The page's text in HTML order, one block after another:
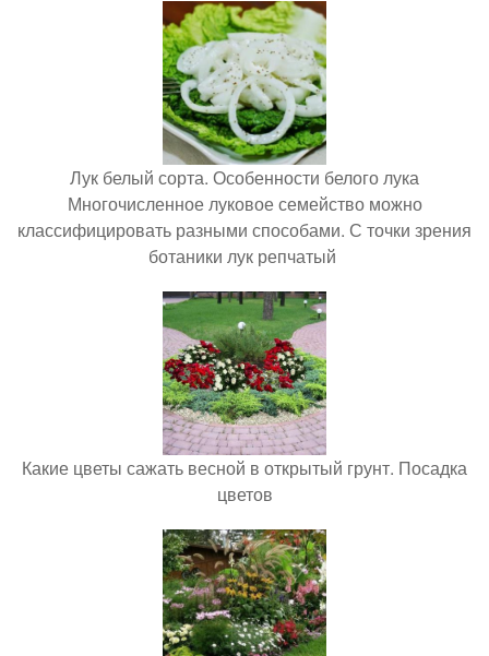
Лук белый сорта. Особенности белого лука
Многочисленное луковое семейство можно
классифицировать разными способами. С точки зрения
ботаники лук репчатый
Какие цветы сажать весной в открытый грунт. Посадка
цветов